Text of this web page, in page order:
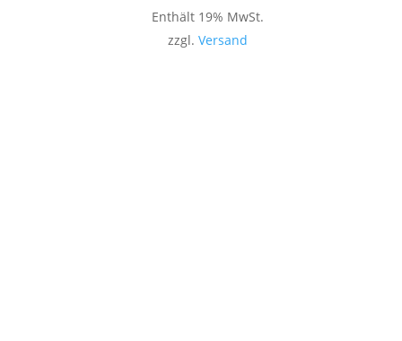
Enthält 19% MwSt.
zzgl. Versand